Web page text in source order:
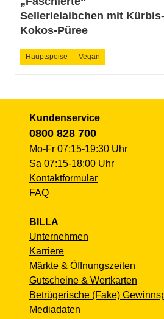
Sellerielaibchen mit Kürbis-
Kokos-Püree
Hauptspeise Vegan
Kundenservice
0800 828 700
Mo-Fr 07:15-19:30 Uhr
Sa 07:15-18:00 Uhr
Kontaktformular
FAQ
BILLA
Unternehmen
Karriere
Märkte & Öffnungszeiten
Gutscheine & Wertkarten
Betrügerische (Fake)
Mediadaten